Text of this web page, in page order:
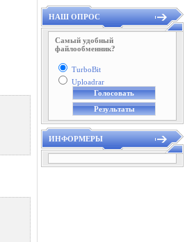
НАШ ОПРОС
Самый удобный
файлообменник?
TurboBit
Uploadrar
ИНФОРМЕРЫ